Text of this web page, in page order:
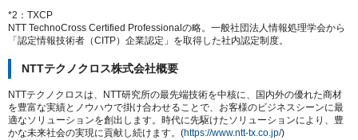
*2：TXCP
NTT TechnoCross Certified Professionalの略。一般社団法人情報処理学会から
「認定情報技術者（CITP）企業認定」を取得した社内認定制度。
NTTテクノクロス株式会社概要
NTTテクノクロスは、NTT研究所の最先端技術を中核に、国内外の優れた商材
を豊富な実績とノウハウで掛け合わせることで、お客様のビジネスシーンに最
適なソリューションを創出します。時代に先駆けたソリューションにより、豊
かな未来社会の実現に貢献し続けます。(https://www.ntt-tx.co.jp/)